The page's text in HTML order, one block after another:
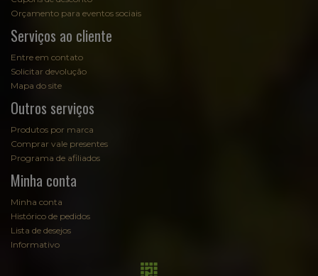
Orçamento para eventos sociais
Serviços ao cliente
Entre em contato
Solicitar devolução
Mapa do site
Outros serviços
Produtos por marca
Comprar vale presentes
Programa de afiliados
Minha conta
Minha conta
Histórico de pedidos
Lista de desejos
Informativo